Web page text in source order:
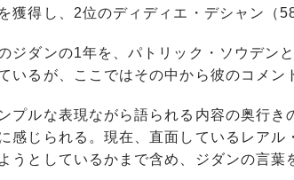
獲得し、2位のディディエ・デシャン（
ジダンの1年を、パトリック・ソウデン
いるが、ここではその中から彼のコメン
プルな表現ながら語られる内容の奥行き
感じられる。現在、直面しているレア
うとしているかまで含め、ジダンの言葉